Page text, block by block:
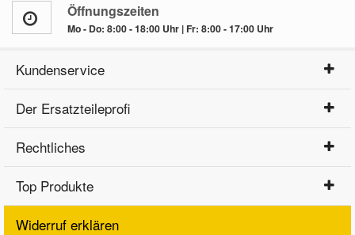
Öffnungszeiten
Mo - Do: 8:00 - 18:00 Uhr | Fr: 8:00 - 17:00 Uhr
Kundenservice
Der Ersatzteileprofi
Rechtliches
Top Produkte
Widerruf erklären